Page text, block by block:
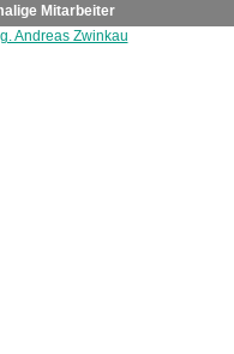
Mitarbeiter
Andreas Zwinkau